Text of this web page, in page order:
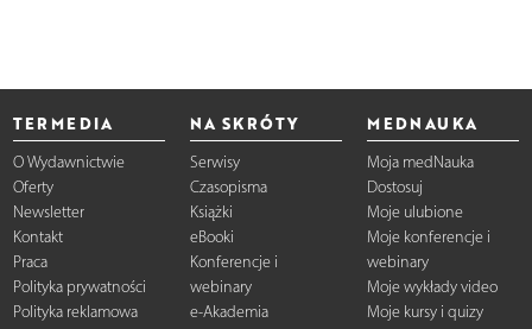
TERMEDIA
O Wydawnictwie
Oferty
Newsletter
Kontakt
Praca
Polityka prywatności
Polityka reklamowa
NA SKRÓTY
Serwisy
Czasopisma
Książki
eBooki
Konferencje i
webinary
e-Akademia
MEDNAUKA
Moja medNauka
Dostosuj
Moje ulubione
Moje konferencje i
webinary
Moje wykłady video
Moje kursy i quizy